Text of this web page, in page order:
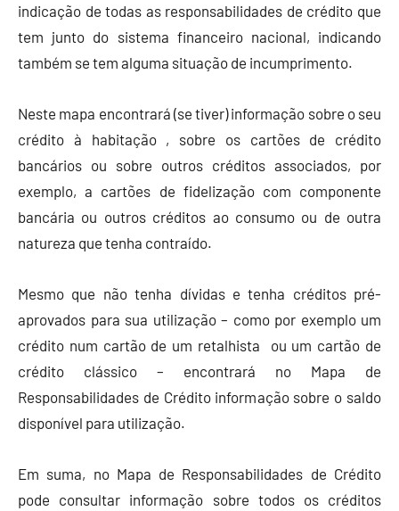
indicação de todas as responsabilidades de crédito que
tem junto do sistema financeiro nacional, indicando
também se tem alguma situação de incumprimento.
Neste mapa encontrará (se tiver) informação sobre o seu
crédito à habitação , sobre os cartões de crédito
bancários ou sobre outros créditos associados, por
exemplo, a cartões de fidelização com componente
bancária ou outros créditos ao consumo ou de outra
natureza que tenha contraído.
Mesmo que não tenha dívidas e tenha créditos pré-
aprovados para sua utilização – como por exemplo um
crédito num cartão de um retalhista ou um cartão de
crédito clássico – encontrará no Mapa de
Responsabilidades de Crédito informação sobre o saldo
disponível para utilização.
Em suma, no Mapa de Responsabilidades de Crédito
pode consultar informação sobre todos os créditos